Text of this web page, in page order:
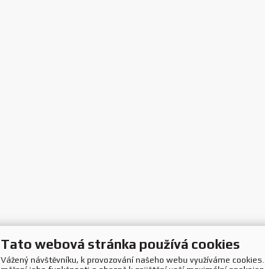
Tato webová stránka používá cookies
Vážený návštěvníku, k provozování našeho webu využíváme